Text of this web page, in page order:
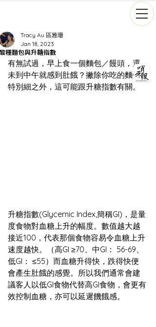
種麵包與升糖指數
Tracy Au 區雅珊
Jan 18, 2023
有無試過，早上食一個麵包／饅頭，還
未到中午就感到肚餓？撇除你吃的麵包
特別細之外，這可能跟升糖指數有關。
升糖指數(Glycemic Index,簡稱GI)，是量
度食物對血糖上升的幅度。數值越大越
接近100，代表那個食物容易令血糖上升
速度越快。（高GI ≥70、中GI： 56-69、
低GI： ≤55）而血糖升得快，跌得快便
會產生肚餓的感覺。所以我們通常會建
議客人以低GI食物代替高GI食物，會更有
效控制血糖，亦可以延遲饑餓感。